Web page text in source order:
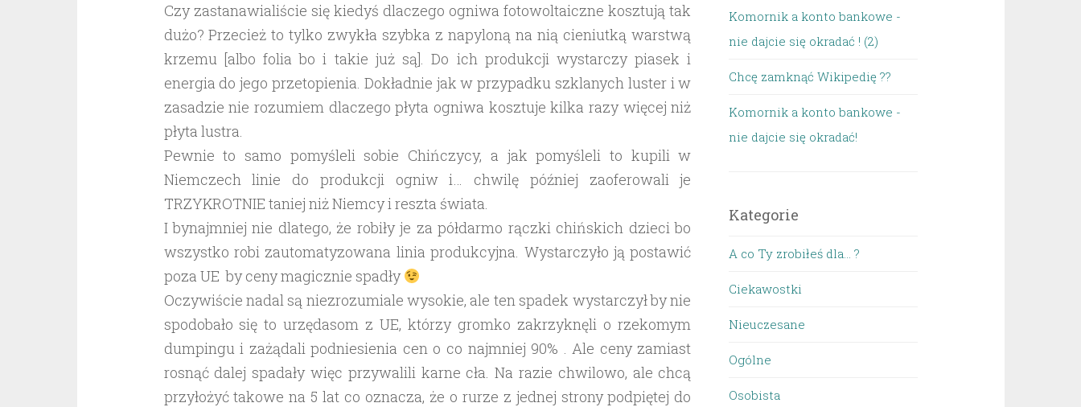
Czy zastanawialiście się kiedyś dlaczego ogniwa fotowoltaiczne kosztują tak
dużo? Przecież to tylko zwykła szybka z napyloną na nią cieniutką warstwą
krzemu [albo folia bo i takie już są]. Do ich produkcji wystarczy piasek i
energia do jego przetopienia. Dokładnie jak w przypadku szklanych luster i w
zasadzie nie rozumiem dlaczego płyta ogniwa kosztuje kilka razy więcej niż
płyta lustra.
Pewnie to samo pomyśleli sobie Chińczycy, a jak pomyśleli to kupili w
Niemczech linie do produkcji ogniw i… chwilę później zaoferowali je
TRZYKROTNIE taniej niż Niemcy i reszta świata.
I bynajmniej nie dlatego, że robiły je za półdarmo rączki chińskich dzieci bo
wszystko robi zautomatyzowana linia produkcyjna. Wystarczyło ją postawić
poza UE by ceny magicznie spadły
Oczywiście nadal są niezrozumiale wysokie, ale ten spadek wystarczył by nie
spodobało się to urzędasom z UE, którzy gromko zakrzyknęli o rzekomym
dumpingu i zażądali podniesienia cen o co najmniej 90% . Ale ceny zamiast
rosnąć dalej spadały więc przywalili karne cła. Na razie chwilowo, ale chcą
przyłożyć takowe na 5 lat co oznacza, że o rurze z jednej strony podpiętej do
Komornik a konto bankowe -
nie dajcie się okradać ! (2)
Chcę zamknąć Wikipedię ??
Komornik a konto bankowe -
nie dajcie się okradać!
Kategorie
A co Ty zrobiłeś dla… ?
Ciekawostki
Nieuczesane
Ogólne
Osobista